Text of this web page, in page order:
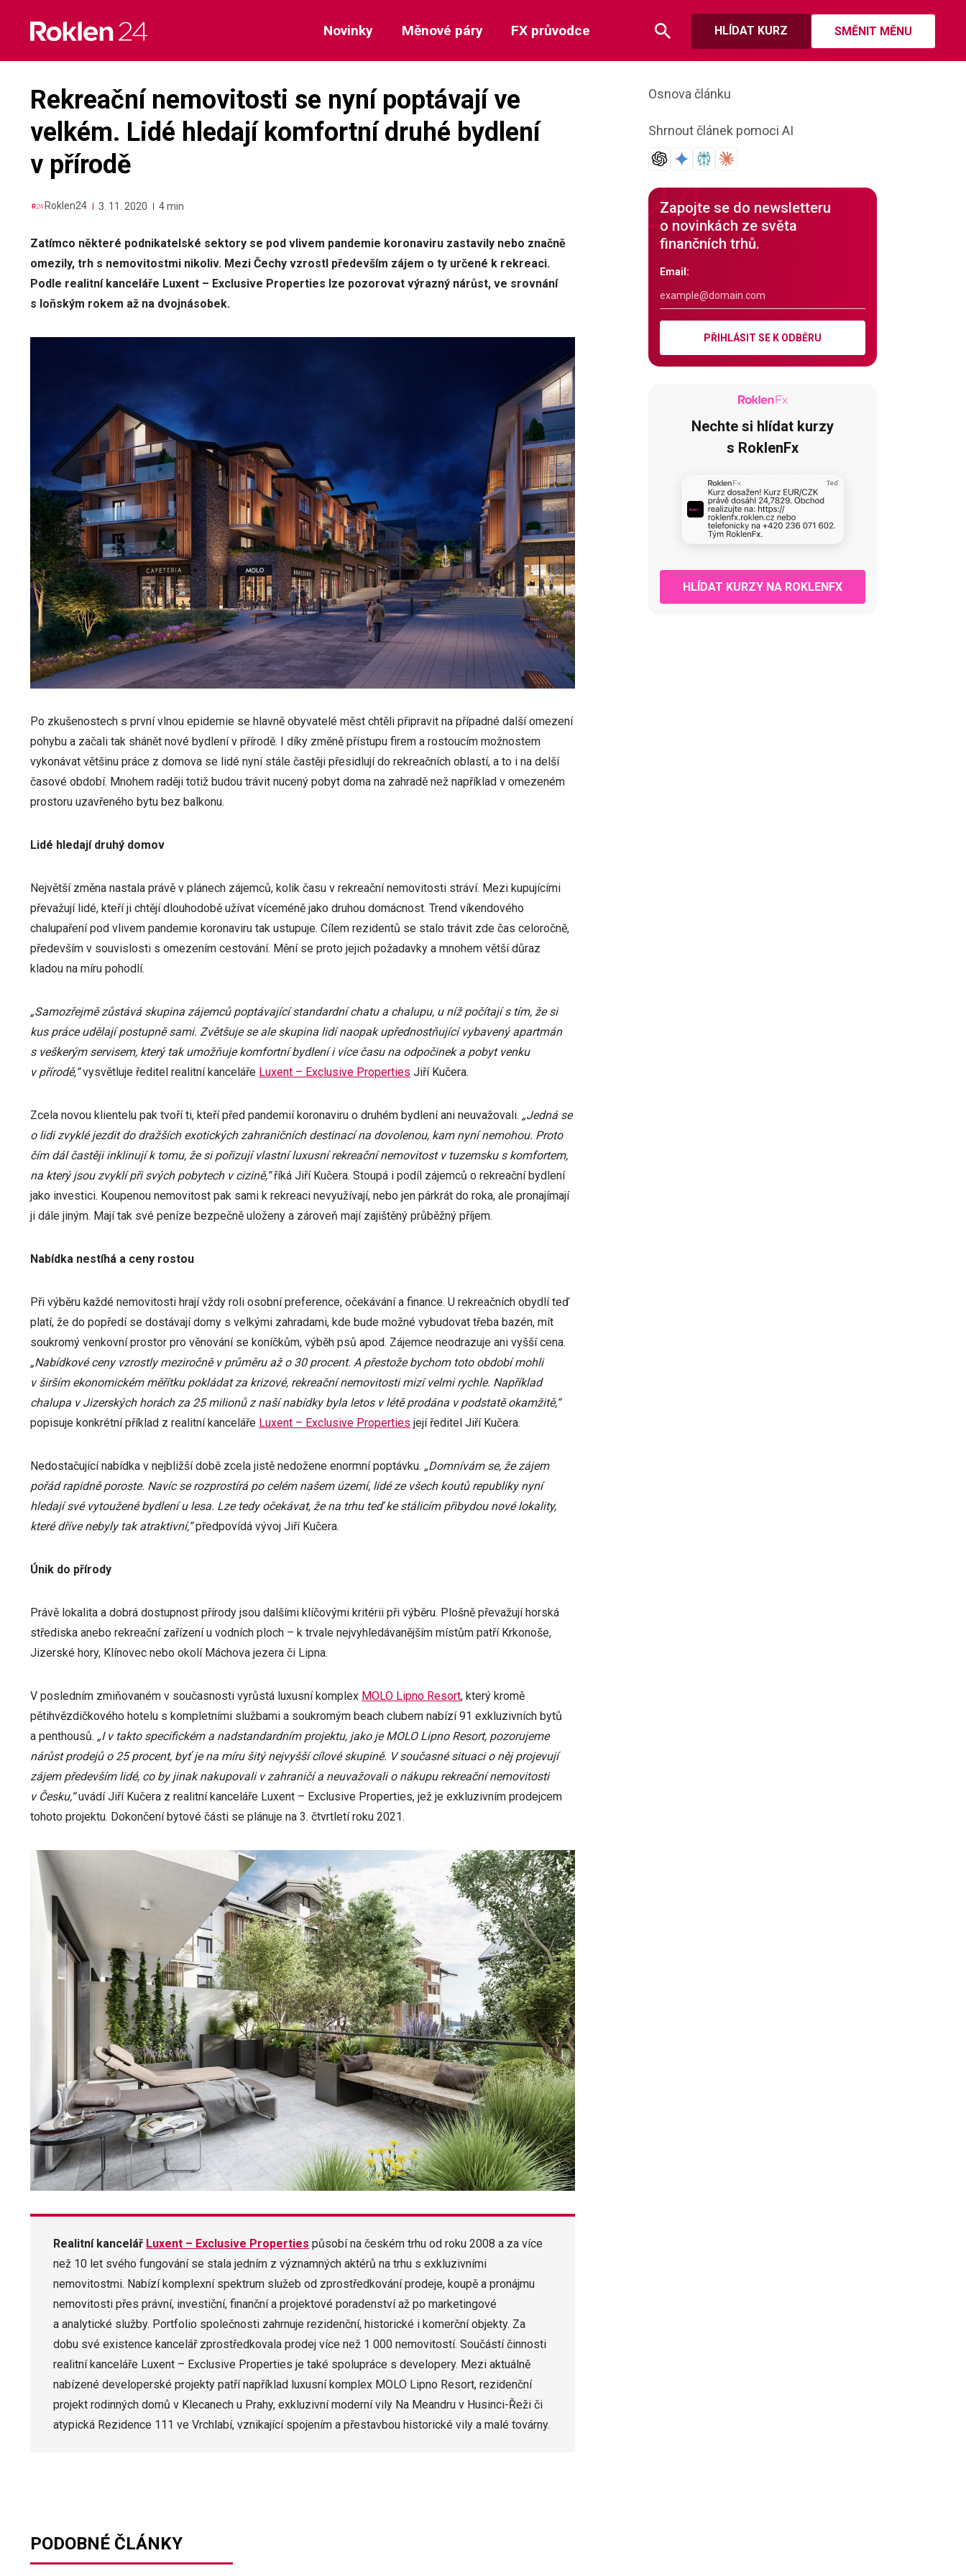
content
HLÍDAT KURZ SMĚNIT MĚNU
Novinky Měnové páry FX průvodce
Rekreační nemovitosti se nyní poptávají ve
velkém. Lidé hledají komfortní druhé bydlení
v přírodě
Roklen24 3. 11. 2020 4 min
Zatímco některé podnikatelské sektory se pod vlivem pandemie koronaviru zastavily nebo značně
omezily, trh s nemovitostmi nikoliv. Mezi Čechy vzrostl především zájem o ty určené k rekreaci.
Podle realitní kanceláře Luxent – Exclusive Properties lze pozorovat výrazný nárůst, ve srovnání
s loňským rokem až na dvojnásobek.
Po zkušenostech s první vlnou epidemie se hlavně obyvatelé měst chtěli připravit na případné další omezení
pohybu a začali tak shánět nové bydlení v přírodě. I díky změně přístupu firem a rostoucím možnostem
vykonávat většinu práce z domova se lidé nyní stále častěji přesidlují do rekreačních oblastí, a to i na delší
časové období. Mnohem raději totiž budou trávit nucený pobyt doma na zahradě než například v omezeném
prostoru uzavřeného bytu bez balkonu.
Lidé hledají druhý domov
Největší změna nastala právě v plánech zájemců, kolik času v rekreační nemovitosti stráví. Mezi kupujícími
převažují lidé, kteří ji chtějí dlouhodobě užívat víceméně jako druhou domácnost. Trend víkendového
chalupaření pod vlivem pandemie koronaviru tak ustupuje. Cílem rezidentů se stalo trávit zde čas celoročně,
především v souvislosti s omezením cestování. Mění se proto jejich požadavky a mnohem větší důraz
kladou na míru pohodlí.
„Samozřejmě zůstává skupina zájemců poptávající standardní chatu a chalupu, u níž počítají s tím, že si
kus práce udělají postupně sami. Zvětšuje se ale skupina lidí naopak upřednostňující vybavený apartmán
s veškerým servisem, který tak umožňuje komfortní bydlení i více času na odpočinek a pobyt venku
v přírodě,“vysvětluje ředitel realitní kanceláře Luxent – Exclusive Properties Jiří Kučera.
Zcela novou klientelu pak tvoří ti, kteří před pandemií koronaviru o druhém bydlení ani neuvažovali. „Jedná se
o lidi zvyklé jezdit do dražších exotických zahraničních destinací na dovolenou, kam nyní nemohou. Proto
čím dál častěji inklinují k tomu, že si pořizují vlastní luxusní rekreační nemovitost v tuzemsku s komfortem,
na který jsou zvyklí při svých pobytech v cizině,“říká Jiří Kučera. Stoupá i podíl zájemců o rekreační bydlení
jako investici. Koupenou nemovitost pak sami k rekreaci nevyužívají, nebo jen párkrát do roka, ale pronajímají
ji dále jiným. Mají tak své peníze bezpečně uloženy a zároveň mají zajištěný průběžný příjem.
Nabídka nestíhá a ceny rostou
Při výběru každé nemovitosti hrají vždy roli osobní preference, očekávání a finance. U rekreačních obydlí teď
platí, že do popředí se dostávají domy s velkými zahradami, kde bude možné vybudovat třeba bazén, mít
soukromý venkovní prostor pro věnování se koníčkům, výběh psů apod. Zájemce neodrazuje ani vyšší cena.
„Nabídkové ceny vzrostly meziročně v průměru až o 30 procent. A přestože bychom toto období mohli
v širším ekonomickém měřítku pokládat za krizové, rekreační nemovitosti mizí velmi rychle. Například
chalupa v Jizerských horách za 25 milionů z naší nabídky byla letos v létě prodána v podstatě okamžitě,“
popisuje konkrétní příklad z realitní kanceláře Luxent – Exclusive Properties její ředitel Jiří Kučera.
Nedostačující nabídka v nejbližší době zcela jistě nedožene enormní poptávku. „Domnívám se, že zájem
pořád rapidně poroste. Navíc se rozprostírá po celém našem území, lidé ze všech koutů republiky nyní
hledají své vytoužené bydlení u lesa. Lze tedy očekávat, že na trhu teď ke stálicím přibydou nové lokality,
které dříve nebyly tak atraktivní,“předpovídá vývoj Jiří Kučera.
Únik do přírody
Právě lokalita a dobrá dostupnost přírody jsou dalšími klíčovými kritérii při výběru. Plošně převažují horská
střediska anebo rekreační zařízení u vodních ploch – k trvale nejvyhledávanějším místům patří Krkonoše,
Jizerské hory, Klínovec nebo okolí Máchova jezera či Lipna.
V posledním zmiňovaném v současnosti vyrůstá luxusní komplex MOLO Lipno Resort, který kromě
pětihvězdičkového hotelu s kompletními službami a soukromým beach clubem nabízí 91 exkluzivních bytů
a penthousů. „I v takto specifickém a nadstandardním projektu, jako je MOLO Lipno Resort, pozorujeme
nárůst prodejů o 25 procent, byť je na míru šitý nejvyšší cílové skupině. V současné situaci o něj projevují
zájem především lidé, co by jinak nakupovali v zahraničí a neuvažovali o nákupu rekreační nemovitosti
v Česku,“uvádí Jiří Kučera z realitní kanceláře Luxent – Exclusive Properties, jež je exkluzivním prodejcem
tohoto projektu. Dokončení bytové části se plánuje na 3. čtvrtletí roku 2021.
Realitní kancelář Luxent – Exclusive Properties působí na českém trhu od roku 2008 a za více
než 10 let svého fungování se stala jedním z významných aktérů na trhu s exkluzivními
nemovitostmi. Nabízí komplexní spektrum služeb od zprostředkování prodeje, koupě a pronájmu
nemovitosti přes právní, investiční, finanční a projektové poradenství až po marketingové
a analytické služby. Portfolio společnosti zahrnuje rezidenční, historické i komerční objekty. Za
dobu své existence kancelář zprostředkovala prodej více než 1 000 nemovitostí. Součástí činnosti
realitní kanceláře Luxent – Exclusive Properties je také spolupráce s developery. Mezi aktuálně
nabízené developerské projekty patří například luxusní komplex MOLO Lipno Resort, rezidenční
projekt rodinných domů v Klecanech u Prahy, exkluzivní moderní vily Na Meandru v Husinci-Řeži či
atypická Rezidence 111 ve Vrchlabí, vznikající spojením a přestavbou historické vily a malé továrny.
Osnova článku
Shrnout článek pomoci AI
Zapojte se do newsletteru
o novinkách ze světa
finančních trhů.
Email:
PŘIHLÁSIT SE K ODBĚRU
Nechte si hlídat kurzy
s RoklenFx
HLÍDAT KURZY NA ROKLENFX
PODOBNÉ ČLÁNKY